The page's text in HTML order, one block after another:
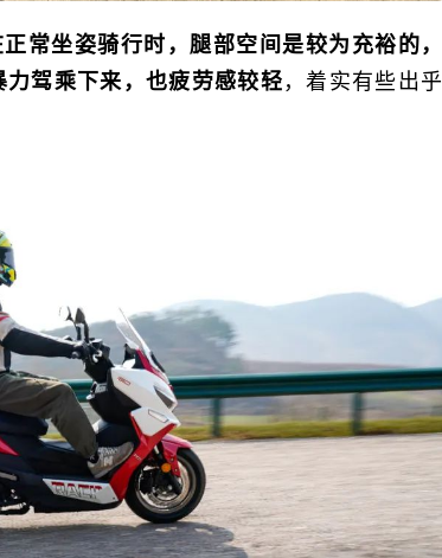
常坐姿骑行时，腿部空间是较为充裕的，
驾乘下来，也疲劳感较轻，着实有些出乎